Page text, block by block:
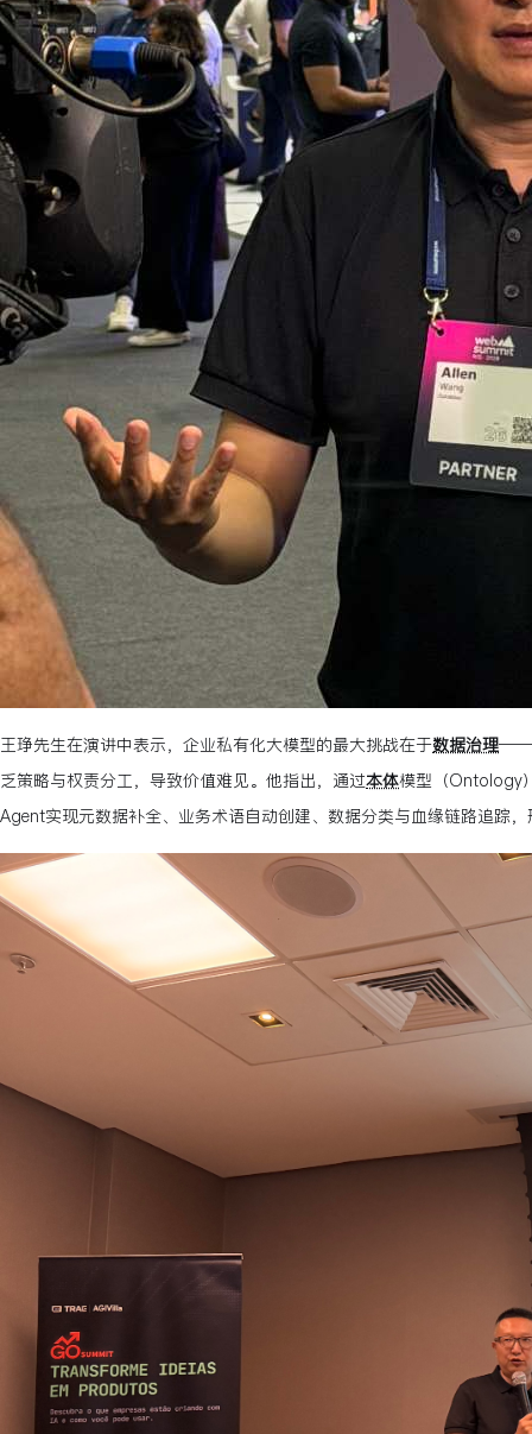
王琤先生在演讲中表示，企业私有化大模型的最大挑战在于数据治理
乏策略与权责分工，导致价值难见。 他指出，通过本体模型（Ontology
Agent实现元数据补全、业务术语自动创建、数据分类与血缘链路追踪